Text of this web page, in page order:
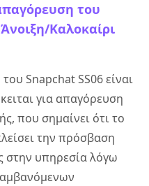
του
Καλοκαίρι
Snapchat SS06 είναι
για απαγόρευση
που σημαίνει ότι το
την πρόσβαση
στην υπηρεσία λόγω